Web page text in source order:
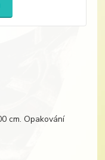
cm. Opakování